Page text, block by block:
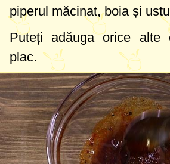
piperul măcinat, boia și
Puteți adăuga orice alte
plac.